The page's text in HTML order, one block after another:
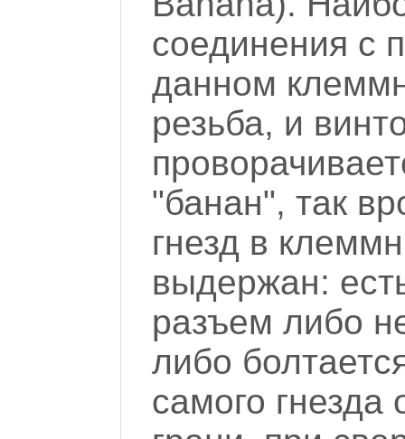
соединения с
данном
резьба, и
"банан", так
гнезд в
выдержан:
разъем либо
либо
самого гнезда